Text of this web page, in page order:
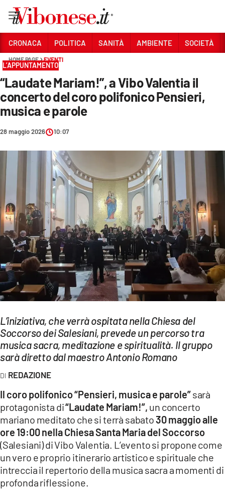
Sezioni
CRONACA
POLITICA
CULTURA
ECONOMIA E LAVORO
EVENTI
SPORT
Streaming
LAC TV
LAC NETWORK
LAC ONAIR
LaC
Network
LACPLAY.IT
LACTV.IT
LACONAIR.IT
LACITYMAG.IT
ILREGGINO.IT
CRONACA POLITICA SANITÀ AMBIENTE SOCIETÀ
HOME PAGE EVENTI
L’APPUNTAMENTO
“Laudate Mariam!”, a Vibo Valentia il
concerto del coro polifonico Pensieri,
musica e parole
28 maggio 2026 10:07
L’iniziativa, che verrà ospitata nella Chiesa del
Soccorso dei Salesiani, prevede un percorso tra
musica sacra, meditazione e spiritualità. Il gruppo
sarà diretto dal maestro Antonio Romano
REDAZIONE
Il coro polifonico “Pensieri, musica e parole”sarà
protagonista di“Laudate Mariam!”, un concerto
mariano meditato che si terrà sabato30 maggio alle
ore 19:00 nella Chiesa Santa Maria del Soccorso
(Salesiani) di Vibo Valentia. L’evento si propone come
un vero e proprio itinerario artistico e spirituale che
intreccia il repertorio della musica sacra a momenti di
profonda riflessione.